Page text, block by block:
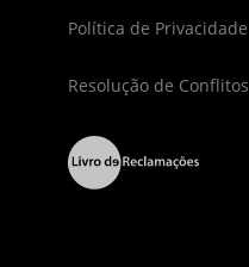
Política de Privacidade
Resolução de Conflitos